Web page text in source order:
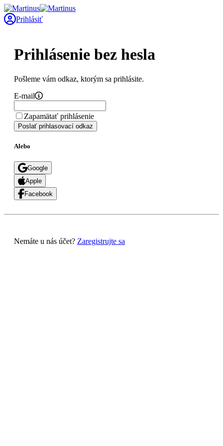
Prihlásiť
Prihlásenie bez hesla
Pošleme vám odkaz, ktorým sa prihlásite.
E-mail
Zapamätať prihlásenie
Poslať prihlasovací odkaz
Alebo
Google
Apple
Facebook
Nemáte u nás účet? Zaregistrujte sa